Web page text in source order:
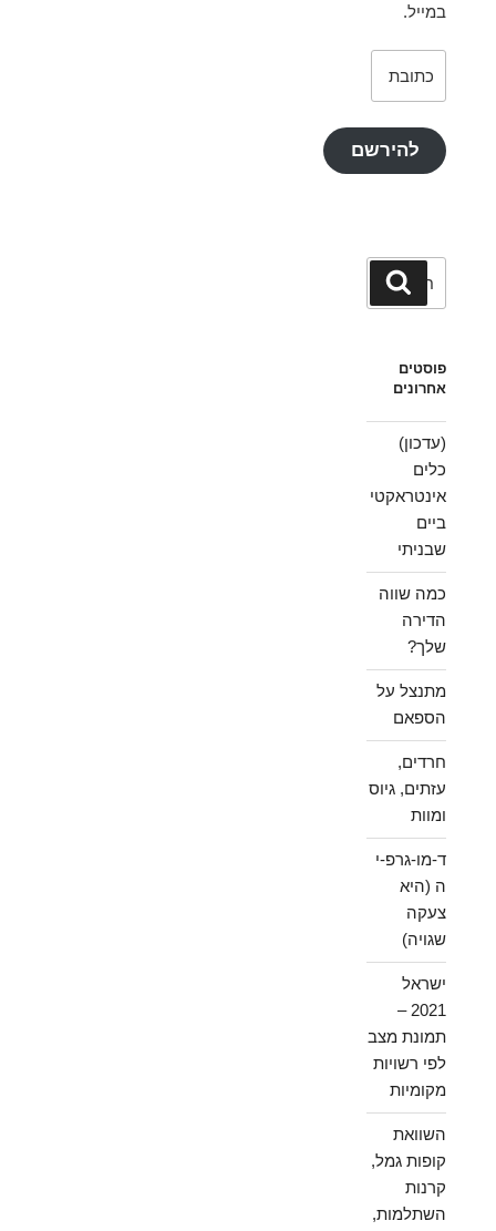
במייל.
דואר
להירשם
חפש: חיפוש
פוסטים
אחרונים
(עדכון)
כלים
אינטראקטי
ביים
שבניתי
כמה שווה
הדירה
שלך?
מתנצל על
הספאם
חרדים,
עזתים, גיוס
ומוות
ד-מו-גרפ-י
ה (היא
צעקה
שגויה)
ישראל
2021 –
תמונת מצב
לפי רשויות
מקומיות
השוואת
קופות גמל,
קרנות
השתלמות,